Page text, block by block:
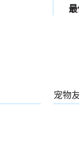
宠物